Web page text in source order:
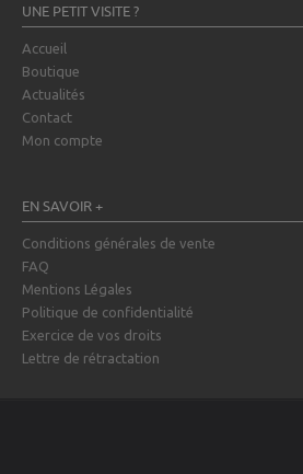
UNE PETIT VISITE ?
Accueil
Boutique
Actualités
Contact
Mon compte
EN SAVOIR +
Conditions générales de vente
FAQ
Mentions Légales
Politique de confidentialité
Exercice de vos droits
Lettre de rétractation